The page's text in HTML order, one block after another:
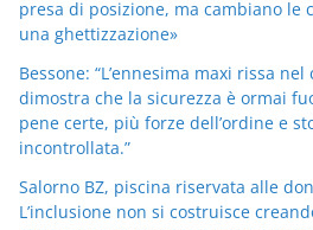
presa di posizione, ma cambiano le
una ghettizzazione»
Bessone: “L’ennesima maxi rissa
dimostra che la sicurezza è ormai
pene certe, più forze dell’ordine e
incontrollata.”
Salorno BZ, piscina riservata alle
L’inclusione non si costruisce